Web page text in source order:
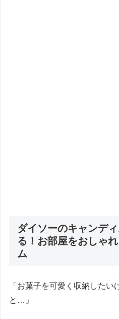
ダイソーのキャンデ
る！お部屋をおしゃ
ム
「お菓子を可愛く収納した
と…」